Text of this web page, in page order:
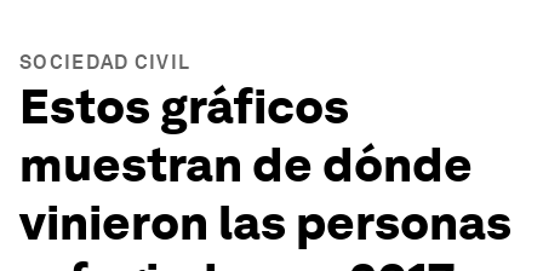
SOCIEDAD CIVIL
Estos gráficos
muestran de dónde
vinieron las personas